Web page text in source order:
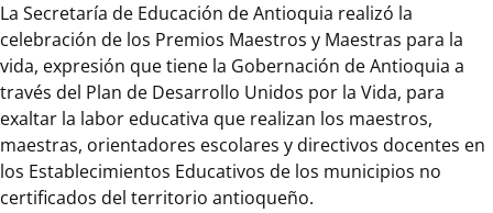
La Secretaría de Educación de Antioquia realizó la
celebración de los Premios Maestros y Maestras para la
vida, expresión que tiene la Gobernación de Antioquia a
través del Plan de Desarrollo Unidos por la Vida, para
exaltar la labor educativa que realizan los maestros,
maestras, orientadores escolares y directivos docentes en
los Establecimientos Educativos de los municipios no
certificados del territorio antioqueño.
Vida
de
la
Gobernación
de
Antioquia
–